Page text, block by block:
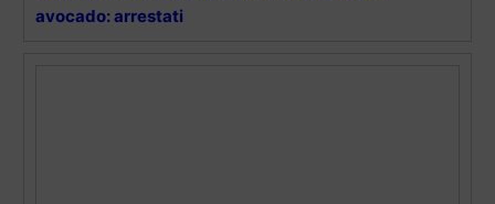
avocado: arrestati